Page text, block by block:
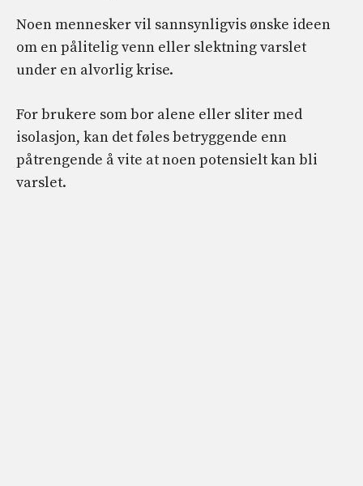
Noen mennesker vil sannsynligvis ønske ideen
om en pålitelig venn eller slektning varslet
under en alvorlig krise.
For brukere som bor alene eller sliter med
isolasjon, kan det føles betryggende enn
påtrengende å vite at noen potensielt kan bli
varslet.